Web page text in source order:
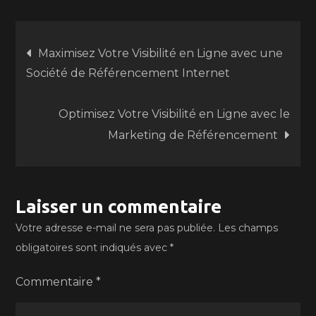
Navigation
de
l’article
Maximisez Votre Visibilité en Ligne avec une
Société de Référencement Internet
Optimisez Votre Visibilité en Ligne avec le
Marketing de Référencement
Laisser un commentaire
Votre adresse e-mail ne sera pas publiée. Les champs
obligatoires sont indiqués avec*
Commentaire*